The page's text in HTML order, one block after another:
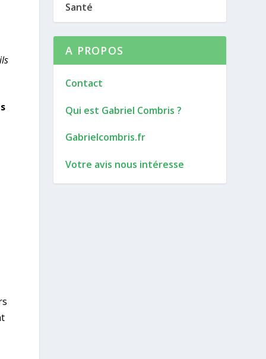
Santé
A PROPOS
Contact
Qui est Gabriel Combris ?
Gabrielcombris.fr
Votre avis nous intéresse